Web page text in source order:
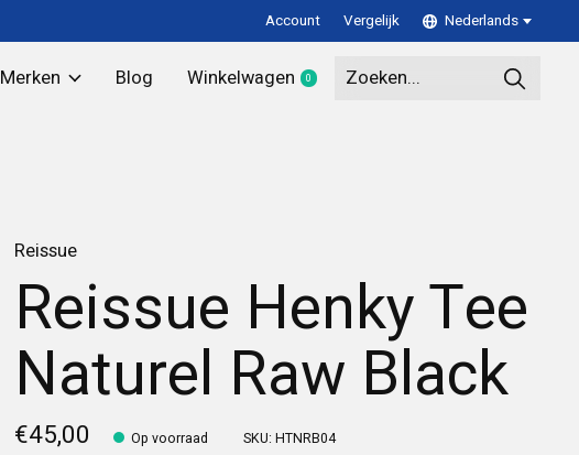
Account Vergelijk Nederlands
Merken Blog Winkelwagen 0items
Reissue
Reissue Henky Tee
Naturel Raw Black
€45,00 Op voorraad SKU: HTNRB04